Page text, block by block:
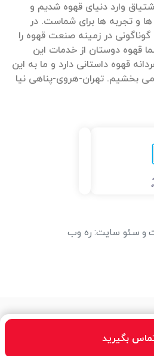
بگیرید
عشق و اشتیاق وارد دنیای قهوه شدیم و
و تجربه ها برای شماست. در
در زمینه صنعت قهوه را
قهوه دوستان از خدمات این
قهوه داستانی دارد و ما به این
بخشیم. تهران-هروی-پناهی نیا
و سئو سایت: ره وب